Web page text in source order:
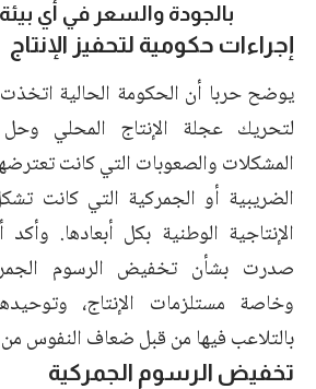
بالجودة والسعر في أي
إجراءات حكومية لتحفيز الإنتاج
يوضح حربا أن الحكومة الحالية
لتحريك عجلة الإنتاج المحلي
المشكلات والصعوبات التي كانت
الضريبية أو الجمركية التي كانت
الإنتاجية الوطنية بكل أبعادها. وأكد
صدرت بشأن تخفيض الرسوم
وخاصة مستلزمات الإنتاج،
بالتلاعب فيها من قبل ضعاف النفوس من
تخفيض الرسوم الجمركية